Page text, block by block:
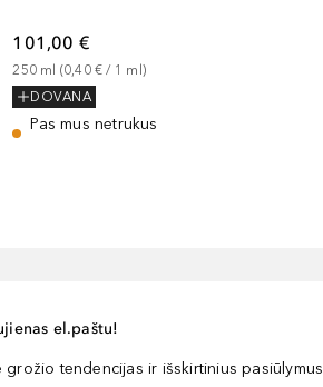
101,00 €
250 ml (0,40 € / 1 ml )
DOVANA
Pas mus netrukus
el.paštu!
tendencijas ir išskirtinius pasiūlymus